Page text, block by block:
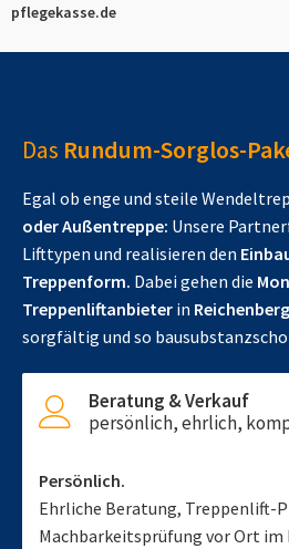
pflegekasse.de
Das Rundum-Sorglos-
Egal ob enge und steile
oder Außentreppe: Unsere
Lifttypen und realisieren den
Treppenform. Dabei gehen die
Treppenliftanbieter in
sorgfältig und so
Beratung & Verkauf
persönlich, ehrlich,
Persönlich.
Ehrliche Beratung, Treppenlift-
Machbarkeitsprüfung vor Ort im